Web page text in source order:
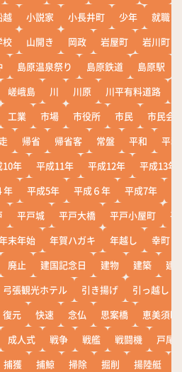
越 小説家 小長井町 少年
就職
校 山開き 岡政 岩屋町
岩川町
島原温泉祭り 島原鉄道 島原駅
嵯峨島 川 川原 川平有料道路
工業 市場 市役所 市民
市民会
帰省 帰省客 常盤 平和
平
10年 平成11年 平成12年
平成13年
年 平成5年 平成６年 平成7年
平戸城 平戸大橋 平戸小屋町
平
末年始 年賀ハガキ 年越し
幸町
廃止 建国記念日 建物 建築
建
弓張観光ホテル 引き揚げ
引っ越し
復元 快速 念仏 思案橋
恵美須町
成人式 戦争 戦艦 戦闘機
戸尾
捕獲 捕鯨 掃除 掘削 揚陸艇